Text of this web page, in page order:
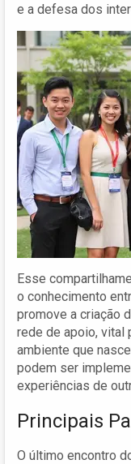
e a defesa dos
Esse
o conhecimento
promove a criação
rede de apoio, vital
ambiente que
podem ser
experiências de
Principais
O último encontro